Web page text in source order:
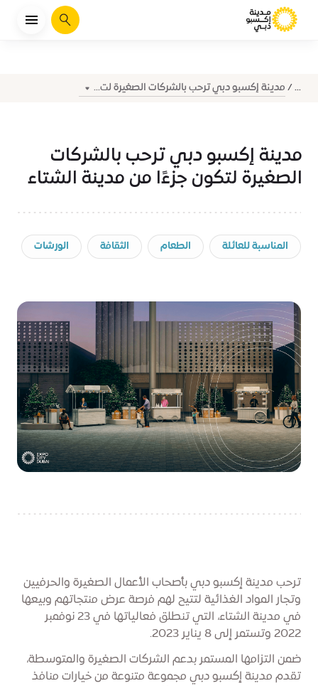
يبحث
... مدينة إكسبو دبي ترحب بالشركات الصغيرة لت...
مدينة إكسبو دبي ترحب بالشركات
الصغيرة لتكون جزءًا من مدينة الشتاء
المناسبة للعائلة الطعام الثقافة الورشات
ترحب مدينة إكسبو دبي بأصحاب الأعمال الصغيرة والحرفيين
وتجار المواد الغذائية لتتيح لهم فرصة عرض منتجاتهم وبيعها
في مدينة الشتاء، التي تنطلق فعالياتها في 23 نوفمبر
2022 وتستمر إلى 8 يناير 2023.
ضمن التزامها المستمر بدعم الشركات الصغيرة والمتوسطة،
تقدم مدينة إكسبو دبي مجموعة متنوعة من خيارات منافذ